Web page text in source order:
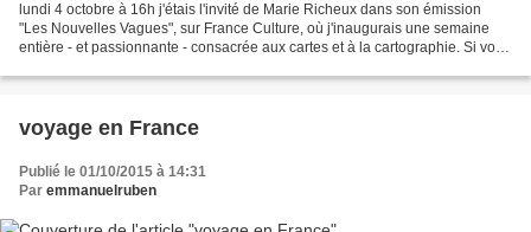
lundi 4 octobre à 16h j'étais l'invité de Marie Richeux dans son émission
"Les Nouvelles Vagues", sur France Culture, où j'inaugurais une semaine
entière - et passionnante - consacrée aux cartes et à la cartographie. Si vous
voyage en France
Publié le 01/10/2015 à 14:31
Par emmanuelruben